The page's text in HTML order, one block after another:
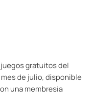
gratuitos del
mes de julio, disponible
una membresía